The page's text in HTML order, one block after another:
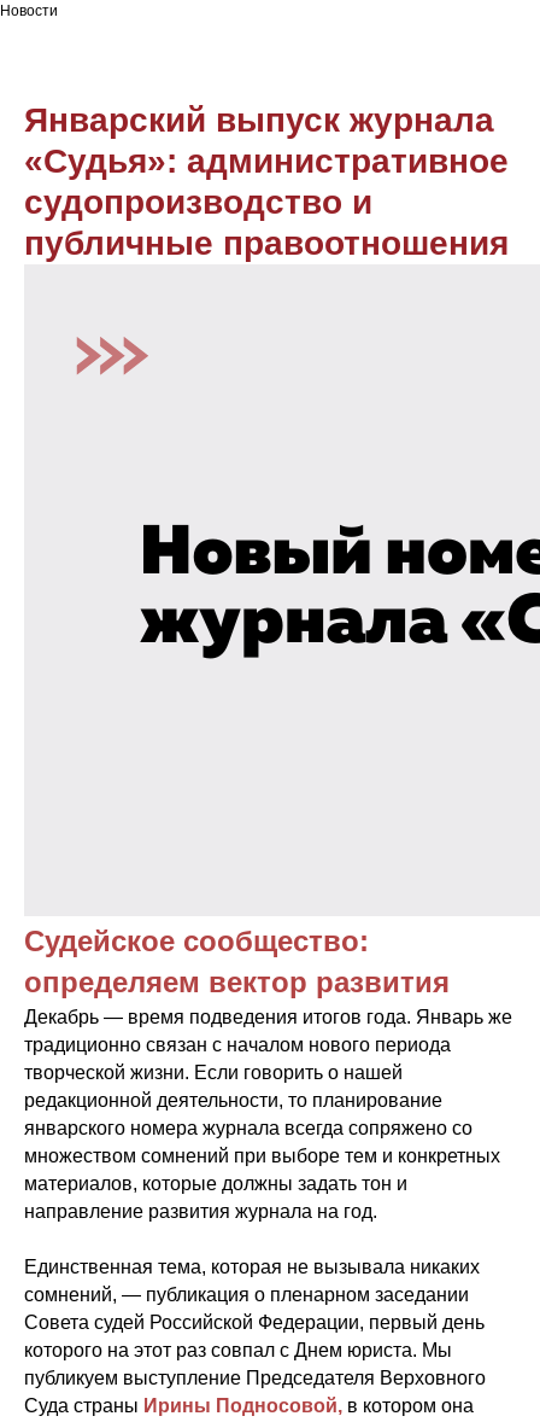
Новости
Январский выпуск журнала
«Судья»: административное
судопроизводство и
публичные правоотношения
Судейское сообщество:
определяем вектор развития
Декабрь — время подведения итогов года. Январь же
традиционно связан с началом нового периода
творческой жизни. Если говорить о нашей
редакционной деятельности, то планирование
январского номера журнала всегда сопряжено со
множеством сомнений при выборе тем и конкретных
материалов, которые должны задать тон и
направление развития журнала на год.
Единственная тема, которая не вызывала никаких
сомнений, — публикация о пленарном заседании
Совета судей Российской Федерации, первый день
которого на этот раз совпал с Днем юриста. Мы
публикуем выступление Председателя Верховного
Суда страны Ирины Подносовой, в котором она